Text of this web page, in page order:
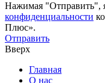
Нажимая "Отправить",
конфиденциальности
Плюс».
Отправить
Вверх
Главная
О нас